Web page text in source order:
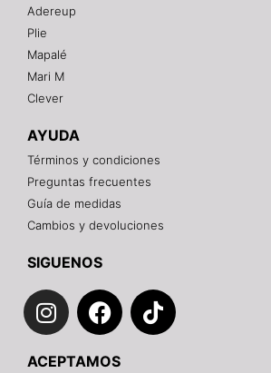
Adereup
Plie
Mapalé
Mari M
Clever
AYUDA
Términos y condiciones
Preguntas frecuentes
Guía de medidas
Cambios y devoluciones
SIGUENOS
I
n
F
a
T
i
ACEPTAMOS
¡Hola! 👋
Gracias por visitarnos. Te asesoramos
personalmente con tu compra: tallas,
pagos.
Recuerda: 10% de descuento en tu
Contáctanos por el canal que prefieras
WhatsApp
Instagram
Teléfono
Email